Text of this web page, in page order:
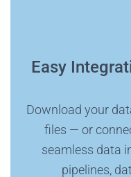
Easy
Download your
files — or
seamless data
pipelines,